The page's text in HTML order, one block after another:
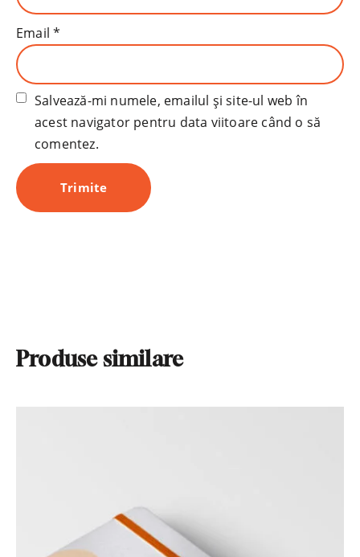
Email*
Salvează-mi numele, emailul și site-ul web în
acest navigator pentru data viitoare când o să
comentez.
Produse similare